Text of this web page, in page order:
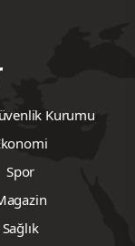
Kurumu
Spor
Sağlık